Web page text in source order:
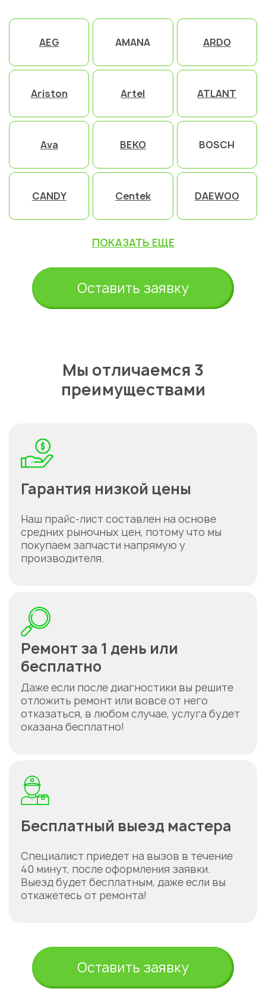
AEG AMANA ARDO
Ariston Artel ATLANT
Ava BEKO BOSCH
CANDY Centek DAEWOO
ПОКАЗАТЬ ЕЩЕ
Оставить заявку
Мы отличаемся 3
преимуществами
Гарантия низкой цены
Наш прайс-лист составлен на основе
средних рыночных цен, потому что мы
покупаем запчасти напрямую у
производителя.
Ремонт за 1 день или
бесплатно
Даже если после диагностики вы решите
отложить ремонт или вовсе от него
отказаться, в любом случае, услуга будет
оказана бесплатно!
Бесплатный выезд мастера
Специалист приедет на вызов в течение
40 минут, после оформления заявки.
Выезд будет бесплатным, даже если вы
откажетесь от ремонта!
Оставить заявку